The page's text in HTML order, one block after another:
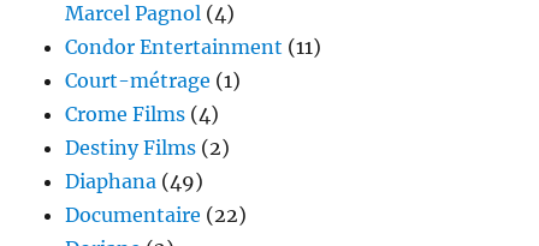
Marcel Pagnol (4)
Condor Entertainment (11)
Court-métrage (1)
Crome Films (4)
Destiny Films (2)
Diaphana (49)
Documentaire (22)